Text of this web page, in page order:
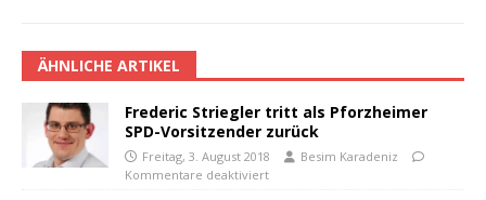
ÄHNLICHE ARTIKEL
Frederic Striegler tritt als Pforzheimer
SPD-Vorsitzender zurück
Freitag, 3. August 2018
Besim Karadeniz
Kommentare deaktiviert